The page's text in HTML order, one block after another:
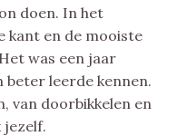
doen. In het
kant en de mooiste
was een jaar
beter leerde kennen.
van doorbikkelen en
jezelf.